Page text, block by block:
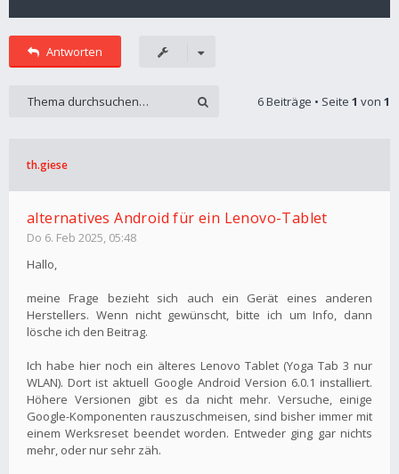
Antworten
6 Beiträge • Seite 1 von 1
th.giese
alternatives Android für ein Lenovo-Tablet
Do 6. Feb 2025, 05:48
Hallo,
meine Frage bezieht sich auch ein Gerät eines anderen
Herstellers. Wenn nicht gewünscht, bitte ich um Info, dann
lösche ich den Beitrag.
Ich habe hier noch ein älteres Lenovo Tablet (Yoga Tab 3 nur
WLAN). Dort ist aktuell Google Android Version 6.0.1 installiert.
Höhere Versionen gibt es da nicht mehr. Versuche, einige
Google-Komponenten rauszuschmeisen, sind bisher immer mit
einem Werksreset beendet worden. Entweder ging gar nichts
mehr, oder nur sehr zäh.